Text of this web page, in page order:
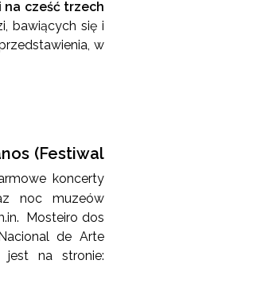
na cześć trzech
bawiących się i
w
(Festiwal
koncerty
noc muzeów
Mosteiro dos
de Arte
jest na stronie: